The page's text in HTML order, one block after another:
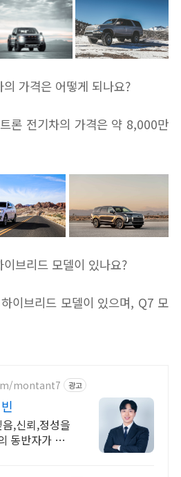
가격은 어떻게 되나요?
론 전기차의 가격은 약 8,000만
브리드 모델이 있나요?
이브리드 모델이 있으며, Q7 모
montant7 광고
,신뢰,정성을
동반자가 되